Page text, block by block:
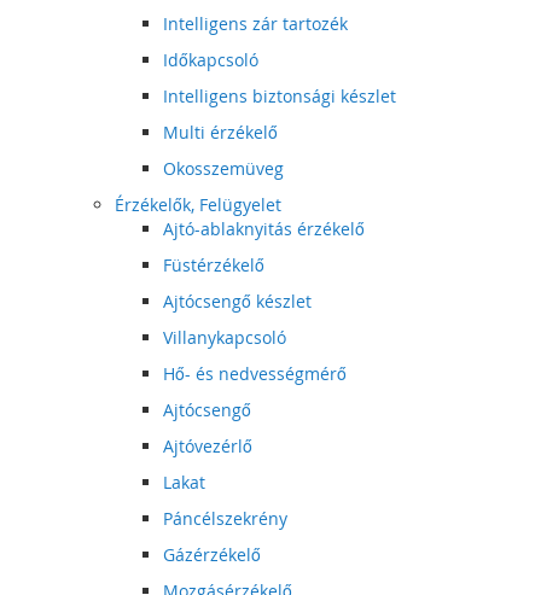
Intelligens zár tartozék
Időkapcsoló
Intelligens biztonsági készlet
Multi érzékelő
Okosszemüveg
Érzékelők, Felügyelet
Ajtó-ablaknyitás érzékelő
Füstérzékelő
Ajtócsengő készlet
Villanykapcsoló
Hő- és nedvességmérő
Ajtócsengő
Ajtóvezérlő
Lakat
Páncélszekrény
Gázérzékelő